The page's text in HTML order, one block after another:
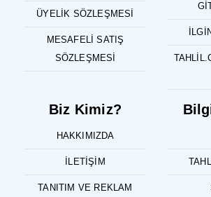
ÜYELIK SÖZLEŞMESI
MESAFELI SATIŞ
SÖZLEŞMESI
Biz Kimiz?
HAKKIMIZDA
İLETIŞIM
TANITIM VE REKLAM